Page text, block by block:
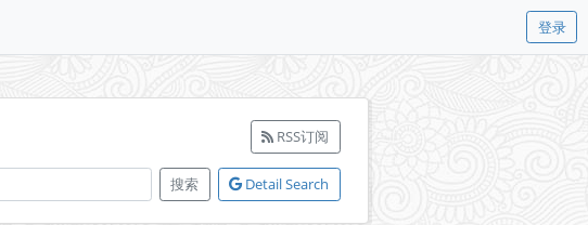
登录
RSS订阅
搜索 Detail Search